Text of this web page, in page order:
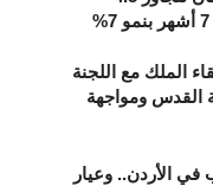
الملك مع اللجنة
القدس ومواجهة
في الأردن.. وعيار